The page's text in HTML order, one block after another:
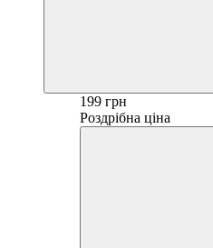
199 грн
Роздрібна ціна